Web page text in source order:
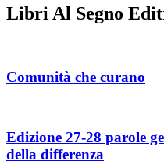
Libri Al Segno
Comunità che curano
Edizione 27-28 parole
della differenza